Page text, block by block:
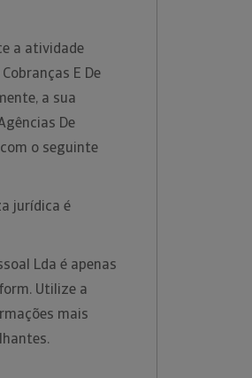
a atividade
E De
a sua
De
com o seguinte
jurídica é
Lda é apenas
Utilize a
mais